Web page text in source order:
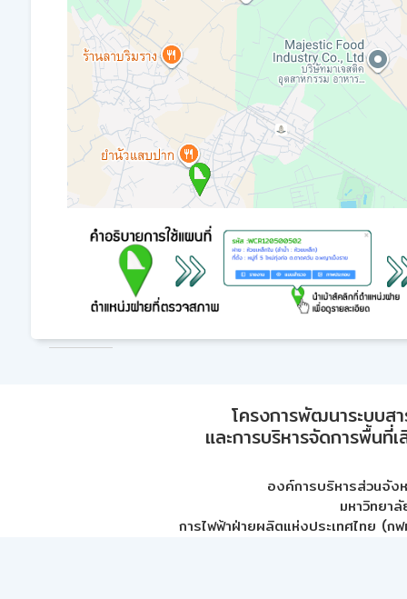
โครงการพัฒนาระบบส
และการบริหารจัดการพื้นที่
องค์การบริหารส่วนจัง
มหาวิทยา
การไฟฟ้าฝ่ายผลิตแห่งประเทศไทย (กฟ